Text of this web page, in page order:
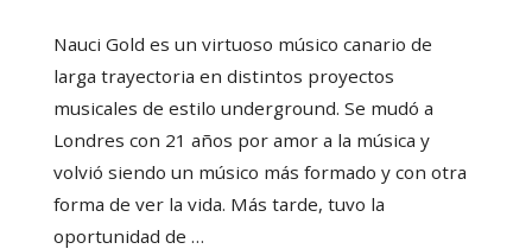
Nauci Gold es un virtuoso músico canario de
larga trayectoria en distintos proyectos
musicales de estilo underground. Se mudó a
Londres con 21 años por amor a la música y
volvió siendo un músico más formado y con otra
forma de ver la vida. Más tarde, tuvo la
oportunidad de …